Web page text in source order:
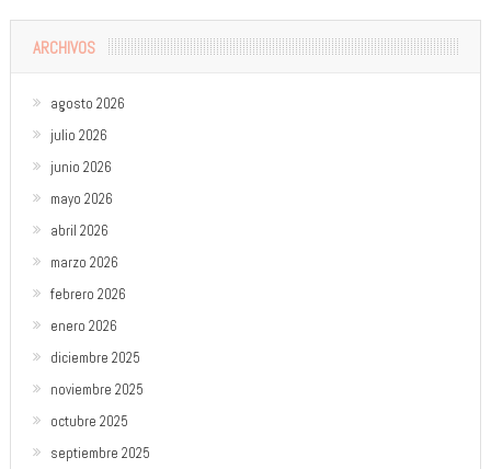
ARCHIVOS
agosto 2026
julio 2026
junio 2026
mayo 2026
abril 2026
marzo 2026
febrero 2026
enero 2026
diciembre 2025
noviembre 2025
octubre 2025
septiembre 2025